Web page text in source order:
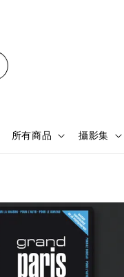
所有商品 攝影集